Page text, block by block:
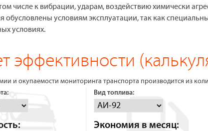
числе к вибрации, ударам, воздействию химически
обусловлены условиям эксплуатации, так как
условиях.
эффективности
и окупаемости мониторинга транспорта производится из
Вид топлива:
Экономия в месяц: